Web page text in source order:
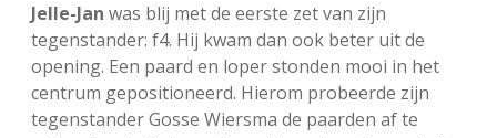
Jelle-Jan was blij met de eerste zet van zijn
tegenstander: f4. Hij kwam dan ook beter uit de
opening. Een paard en loper stonden mooi in het
centrum gepositioneerd. Hierom probeerde zijn
tegenstander Gosse Wiersma de paarden af te